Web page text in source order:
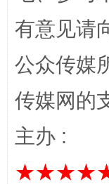
有意见请
公众传媒
传媒网的
主办 :